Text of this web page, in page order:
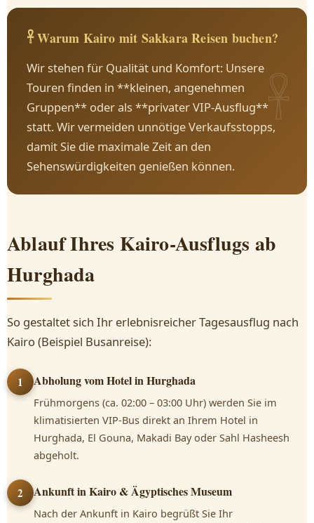
𓋹 Warum Kairo mit Sakkara Reisen buchen?
Wir stehen für Qualität und Komfort: Unsere
Touren finden in **kleinen, angenehmen
Gruppen** oder als **privater VIP-Ausflug**
statt. Wir vermeiden unnötige Verkaufsstopps,
damit Sie die maximale Zeit an den
Sehenswürdigkeiten genießen können.
Ablauf Ihres Kairo-Ausflugs ab
Hurghada
So gestaltet sich Ihr erlebnisreicher Tagesausflug nach
Kairo (Beispiel Busanreise):
1 Abholung vom Hotel in Hurghada
Frühmorgens (ca. 02:00 – 03:00 Uhr) werden Sie im
klimatisierten VIP-Bus direkt an Ihrem Hotel in
Hurghada, El Gouna, Makadi Bay oder Sahl Hasheesh
abgeholt.
2 Ankunft in Kairo & Ägyptisches Museum
Nach der Ankunft in Kairo begrüßt Sie Ihr